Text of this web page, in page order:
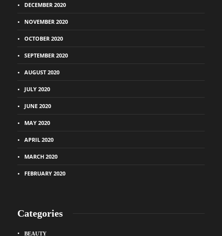
DECEMBER 2020
NOVEMBER 2020
OCTOBER 2020
SEPTEMBER 2020
AUGUST 2020
JULY 2020
JUNE 2020
MAY 2020
APRIL 2020
MARCH 2020
FEBRUARY 2020
Categories
BEAUTY